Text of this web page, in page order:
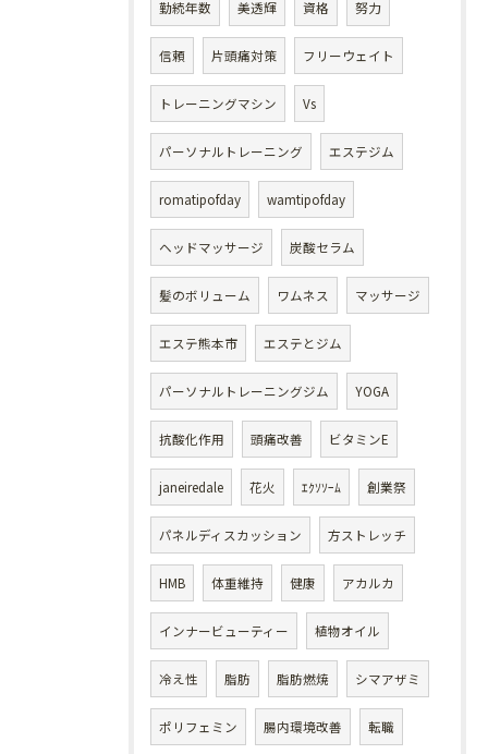
勤続年数 美透輝 資格 努力
信頼 片頭痛対策 フリーウェイト
トレーニングマシン Vs
パーソナルトレーニング エステジム
romatipofday wamtipofday
ヘッドマッサージ 炭酸セラム
髪のボリューム ワムネス マッサージ
エステ熊本市 エステとジム
パーソナルトレーニングジム YOGA
抗酸化作用 頭痛改善 ビタミンE
janeiredale 花火 ｴｸｿｿｰﾑ 創業祭
パネルディスカッション 方ストレッチ
HMB 体重維持 健康 アカルカ
インナービューティー 植物オイル
冷え性 脂肪 脂肪燃焼 シマアザミ
ポリフェミン 腸内環境改善 転職